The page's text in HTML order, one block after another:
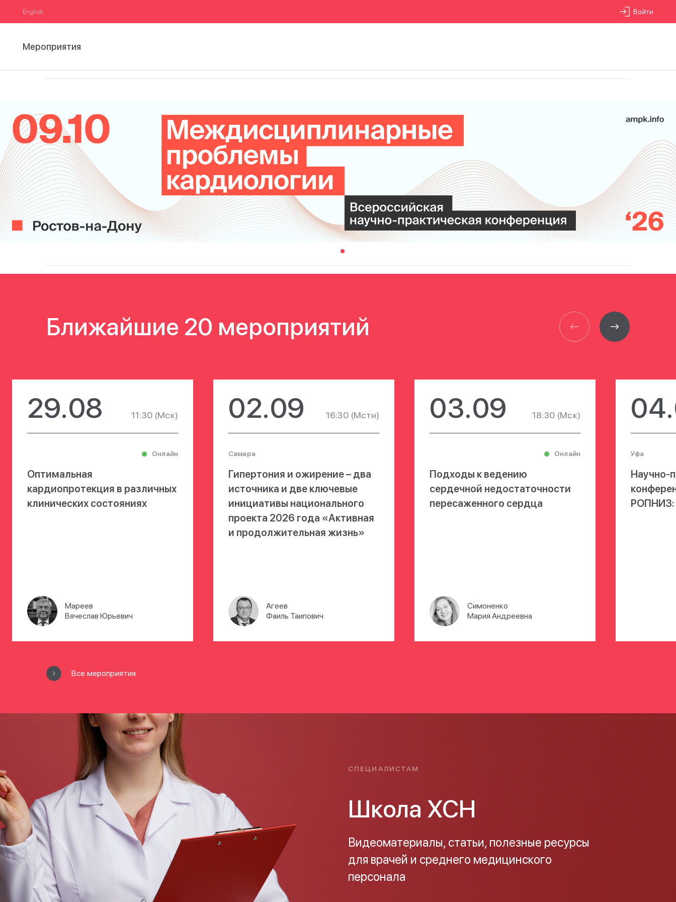
English Войти
Мероприятия
Ближайшие 20 мероприятий
29.08 11:30 (Мск)
Онлайн
Оптимальная
кардиопротекция в различных
клинических состояниях
Мареев
Вячеслав Юрьевич
02.09 16:30 (Мстн)
Самара
Гипертония и ожирение – два
источника и две ключевые
инициативы национального
проекта 2026 года «Активная
и продолжительная жизнь»
Агеев
Фаиль Таипович
03.09 18:30 (Мск)
Онлайн
Подходы к ведению
сердечной недостаточности
пересаженного сердца
Симоненко
Мария Андреевна
Уфа
Научно-
РОПНИЗ:
Все мероприятия
СПЕЦИАЛИСТАМ
Школа ХСН
Видеоматериалы, статьи, полезные ресурсы
для врачей и среднего медицинского
персонала